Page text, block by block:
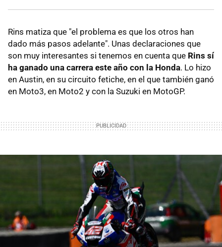
Rins matiza que "el problema es que los otros han
dado más pasos adelante". Unas declaraciones que
son muy interesantes si tenemos en cuenta que Rins sí
ha ganado una carrera este año con la Honda. Lo hizo
en Austin, en su circuito fetiche, en el que también ganó
en Moto3, en Moto2 y con la Suzuki en MotoGP.